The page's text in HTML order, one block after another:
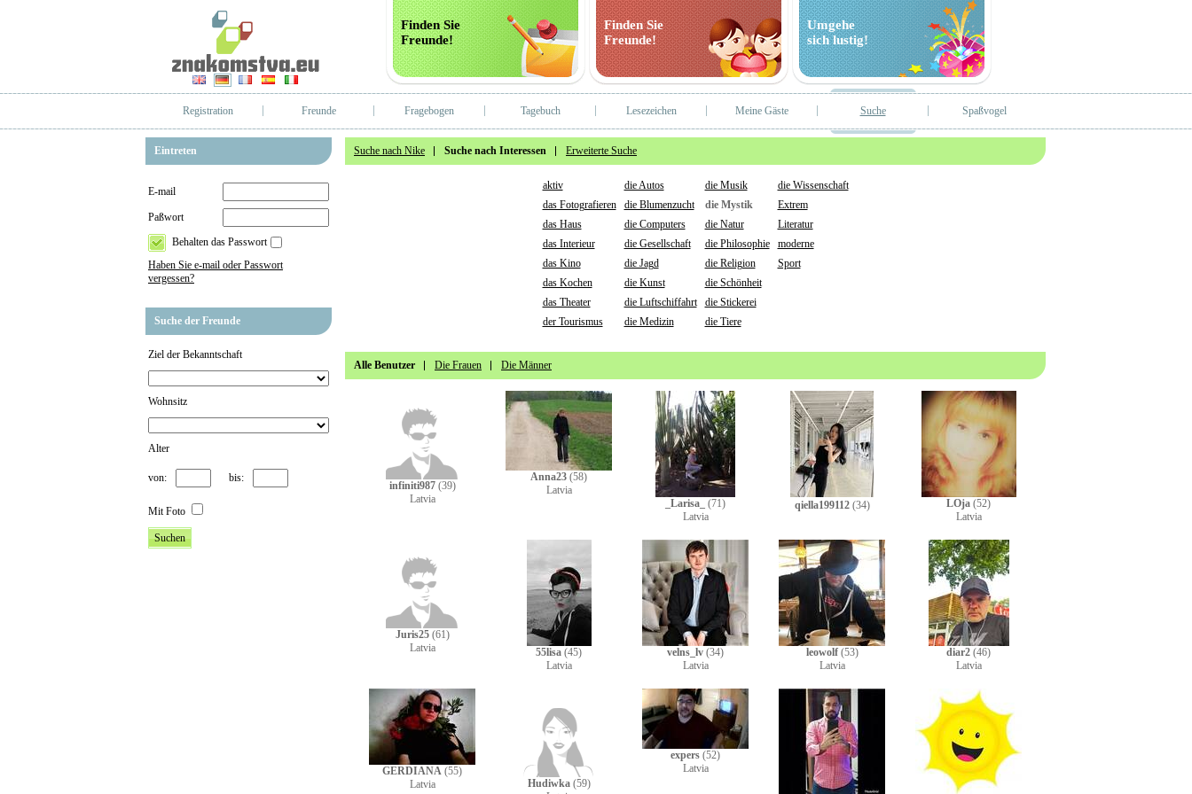
Finden Sie
Freunde!
Finden Sie
Freunde!
Umgehe
sich lustig!
Registration Freunde Fragebogen Tagebuch Lesezeichen Meine Gäste Suche Spaßvogel
Eintreten
E-mail
Paßwort
Behalten das Passwort
Haben Sie e-mail oder Passwort
vergessen?
Suche der Freunde
Ziel der Bekanntschaft
Wohnsitz
Alter
von: bis:
Mit Foto
Suche nach Nike Suche nach Interessen Erweiterte Suche
aktiv
das Fotografieren
das Haus
das Interieur
das Kino
das Kochen
das Theater
der Tourismus
die Autos
die Blumenzucht
die Computers
die Gesellschaft
die Jagd
die Kunst
die Luftschiffahrt
die Medizin
die Musik
die Mystik
die Natur
die Philosophie
die Religion
die Schönheit
die Stickerei
die Tiere
die Wissenschaft
Extrem
Literatur
moderne
Sport
Alle Benutzer Die Frauen Die Männer
infiniti987(39)
Latvia
Anna23 (58)
Latvia
_Larisa_
(71)
Latvia
qiella199112(34) LOja (52)
Latvia
Juris25(61)
Latvia
55lisa (45)
Latvia
velns_lv (34)
Latvia
leowolf(53)
Latvia
diar2 (46)
Latvia
GERDIANA (55)
Latvia
Hudiwka(59)
expers (52)
Latvia